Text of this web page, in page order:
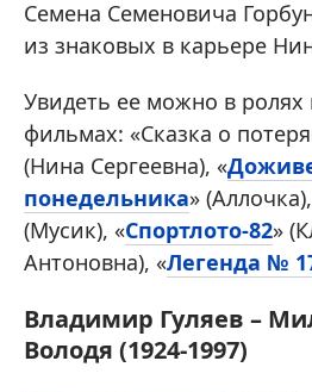
Семена Семеновича
из знаковых в карьере
Увидеть ее можно в
фильмах: «Сказка о
(Нина Сергеевна), «
понедельника»
(Мусик), «Спортлото-82»
Антоновна), «Легенда №
Владимир Гуляев –
Володя (1924-1997)